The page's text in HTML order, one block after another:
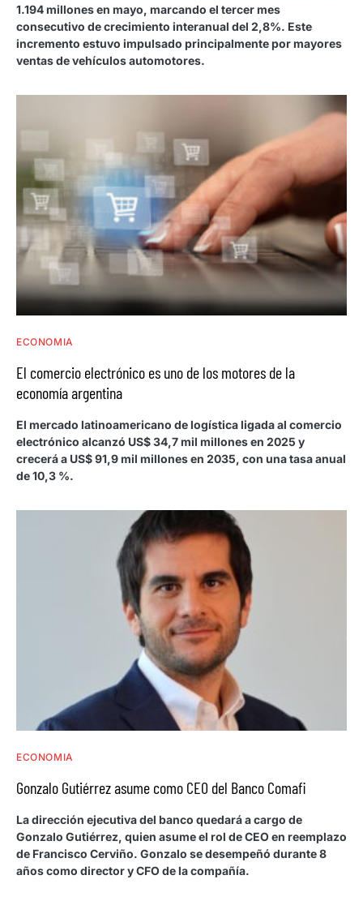
1.194 millones en mayo, marcando el tercer mes
consecutivo de crecimiento interanual del 2,8%. Este
incremento estuvo impulsado principalmente por mayores
ventas de vehículos automotores.
ECONOMIA
El comercio electrónico es uno de los motores de la
economía argentina
El mercado latinoamericano de logística ligada al comercio
electrónico alcanzó US$ 34,7 mil millones en 2025 y
crecerá a US$ 91,9 mil millones en 2035, con una tasa anual
de 10,3 %.
ECONOMIA
Gonzalo Gutiérrez asume como CEO del Banco Comafi
La dirección ejecutiva del banco quedará a cargo de
Gonzalo Gutiérrez, quien asume el rol de CEO en reemplazo
de Francisco Cerviño. Gonzalo se desempeñó durante 8
años como director y CFO de la compañía.